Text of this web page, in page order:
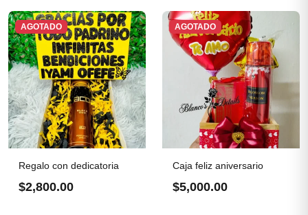
AGOTADO
Regalo con dedicatoria
$2,800.00
AGOTADO
Caja feliz aniversario
$5,000.00